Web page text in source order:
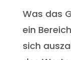
Was das
ein
sich